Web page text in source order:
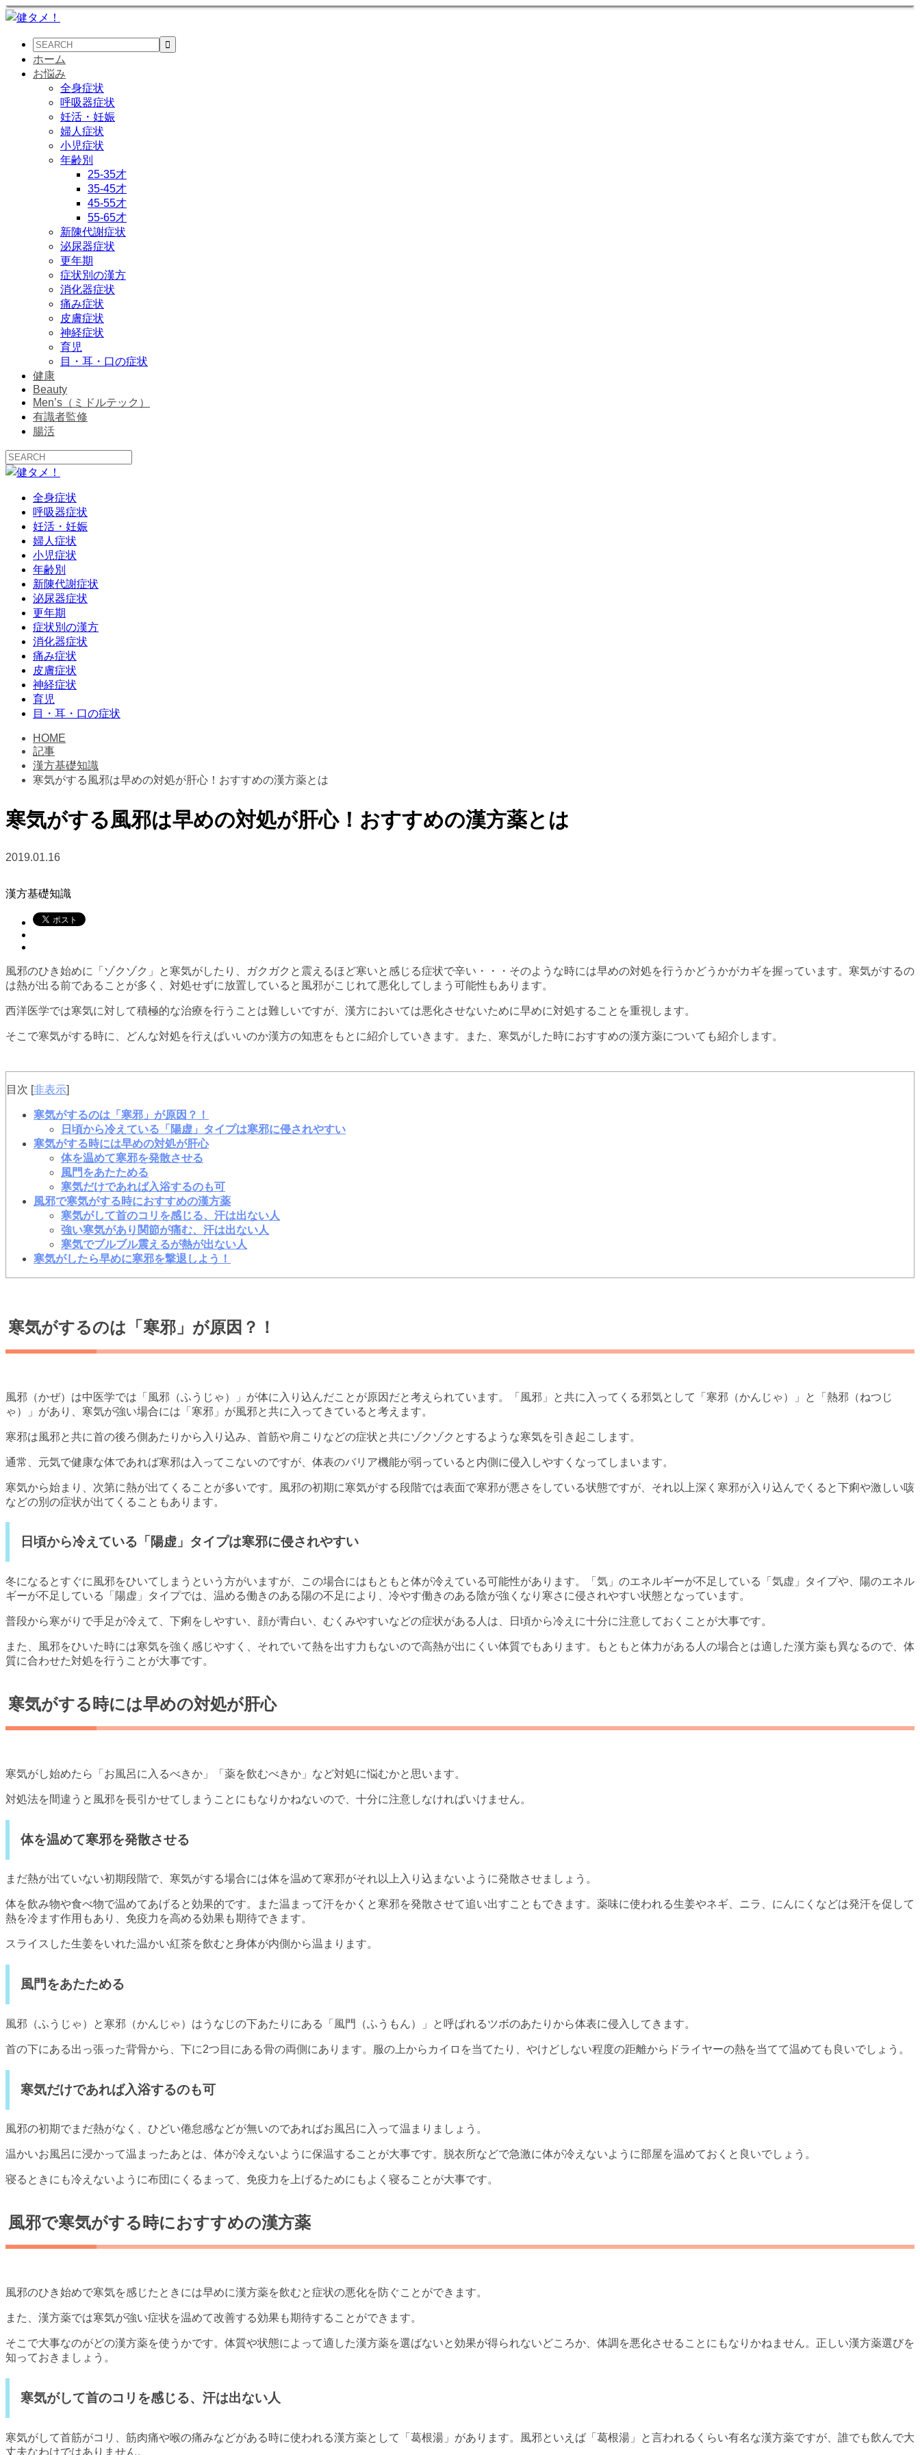
ホーム
お悩み
全身症状
呼吸器症状
妊活・妊娠
婦人症状
小児症状
年齢別
25-35才
35-45才
45-55才
55-65才
新陳代謝症状
泌尿器症状
更年期
症状別の漢方
消化器症状
痛み症状
皮膚症状
神経症状
育児
目・耳・口の症状
健康
Beauty
Men’s（ミドルテック）
有識者監修
腸活
全身症状
呼吸器症状
妊活・妊娠
婦人症状
小児症状
年齢別
新陳代謝症状
泌尿器症状
更年期
症状別の漢方
消化器症状
痛み症状
皮膚症状
神経症状
育児
目・耳・口の症状
HOME
記事
漢方基礎知識
寒気がする風邪は早めの対処が肝心！おすすめの漢方薬とは
寒気がする風邪は早めの対処が肝心！おすすめの漢方薬とは
2019.01.16
漢方基礎知識
風邪のひき始めに「ゾクゾク」と寒気がしたり、ガクガクと震えるほど寒いと感じる症状で辛い・・・そのような時には早めの対処を行うかどうかがカギを握っています。寒気がするの
は熱が出る前であることが多く、対処せずに放置していると風邪がこじれて悪化してしまう可能性もあります。
西洋医学では寒気に対して積極的な治療を行うことは難しいですが、漢方においては悪化させないために早めに対処することを重視します。
そこで寒気がする時に、どんな対処を行えばいいのか漢方の知恵をもとに紹介していきます。また、寒気がした時におすすめの漢方薬についても紹介します。
目次 [非表示]
寒気がするのは「寒邪」が原因？！
日頃から冷えている「陽虚」タイプは寒邪に侵されやすい
寒気がする時には早めの対処が肝心
体を温めて寒邪を発散させる
風門をあたためる
寒気だけであれば入浴するのも可
風邪で寒気がする時におすすめの漢方薬
寒気がして首のコリを感じる、汗は出ない人
強い寒気があり関節が痛む、汗は出ない人
寒気でブルブル震えるが熱が出ない人
寒気がしたら早めに寒邪を撃退しよう！
寒気がするのは「寒邪」が原因？！
風邪（かぜ）は中医学では「風邪（ふうじゃ）」が体に入り込んだことが原因だと考えられています。「風邪」と共に入ってくる邪気として「寒邪（かんじゃ）」と「熱邪（ねつじ
ゃ）」があり、寒気が強い場合には「寒邪」が風邪と共に入ってきていると考えます。
寒邪は風邪と共に首の後ろ側あたりから入り込み、首筋や肩こりなどの症状と共にゾクゾクとするような寒気を引き起こします。
通常、元気で健康な体であれば寒邪は入ってこないのですが、体表のバリア機能が弱っていると内側に侵入しやすくなってしまいます。
寒気から始まり、次第に熱が出てくることが多いです。風邪の初期に寒気がする段階では表面で寒邪が悪さをしている状態ですが、それ以上深く寒邪が入り込んでくると下痢や激しい咳
などの別の症状が出てくることもあります。
日頃から冷えている「陽虚」タイプは寒邪に侵されやすい
冬になるとすぐに風邪をひいてしまうという方がいますが、この場合にはもともと体が冷えている可能性があります。「気」のエネルギーが不足している「気虚」タイプや、陽のエネル
ギーが不足している「陽虚」タイプでは、温める働きのある陽の不足により、冷やす働きのある陰が強くなり寒さに侵されやすい状態となっています。
普段から寒がりで手足が冷えて、下痢をしやすい、顔が青白い、むくみやすいなどの症状がある人は、日頃から冷えに十分に注意しておくことが大事です。
また、風邪をひいた時には寒気を強く感じやすく、それでいて熱を出す力もないので高熱が出にくい体質でもあります。もともと体力がある人の場合とは適した漢方薬も異なるので、体
質に合わせた対処を行うことが大事です。
寒気がする時には早めの対処が肝心
寒気がし始めたら「お風呂に入るべきか」「薬を飲むべきか」など対処に悩むかと思います。
対処法を間違うと風邪を長引かせてしまうことにもなりかねないので、十分に注意しなければいけません。
体を温めて寒邪を発散させる
まだ熱が出ていない初期段階で、寒気がする場合には体を温めて寒邪がそれ以上入り込まないように発散させましょう。
体を飲み物や食べ物で温めてあげると効果的です。また温まって汗をかくと寒邪を発散させて追い出すこともできます。薬味に使われる生姜やネギ、ニラ、にんにくなどは発汗を促して
熱を冷ます作用もあり、免疫力を高める効果も期待できます。
スライスした生姜をいれた温かい紅茶を飲むと身体が内側から温まります。
風門をあたためる
風邪（ふうじゃ）と寒邪（かんじゃ）はうなじの下あたりにある「風門（ふうもん）」と呼ばれるツボのあたりから体表に侵入してきます。
首の下にある出っ張った背骨から、下に2つ目にある骨の両側にあります。服の上からカイロを当てたり、やけどしない程度の距離からドライヤーの熱を当てて温めても良いでしょう。
寒気だけであれば入浴するのも可
風邪の初期でまだ熱がなく、ひどい倦怠感などが無いのであればお風呂に入って温まりましょう。
温かいお風呂に浸かって温まったあとは、体が冷えないように保温することが大事です。脱衣所などで急激に体が冷えないように部屋を温めておくと良いでしょう。
寝るときにも冷えないように布団にくるまって、免疫力を上げるためにもよく寝ることが大事です。
風邪で寒気がする時におすすめの漢方薬
風邪のひき始めで寒気を感じたときには早めに漢方薬を飲むと症状の悪化を防ぐことができます。
また、漢方薬では寒気が強い症状を温めて改善する効果も期待することができます。
そこで大事なのがどの漢方薬を使うかです。体質や状態によって適した漢方薬を選ばないと効果が得られないどころか、体調を悪化させることにもなりかねません。正しい漢方薬選びを
知っておきましょう。
寒気がして首のコリを感じる、汗は出ない人
寒気がして首筋がコリ、筋肉痛や喉の痛みなどがある時に使われる漢方薬として「葛根湯」があります。風邪といえば「葛根湯」と言われるくらい有名な漢方薬ですが、誰でも飲んで大
丈夫なわけではありません。